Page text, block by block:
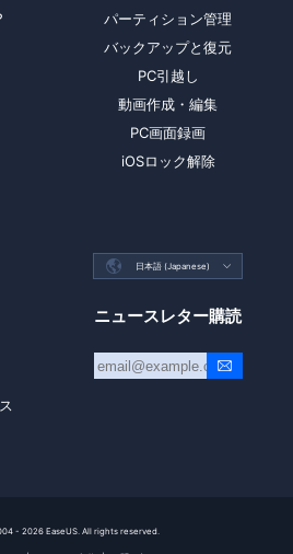
パーティション管理
バックアップと復元
PC引越し
動画作成・編集
PC画面録画
iOSロック解除
 日本語 (Japanese) 
ニュースレター購読
- 2026EaseUS. All rights reserved.